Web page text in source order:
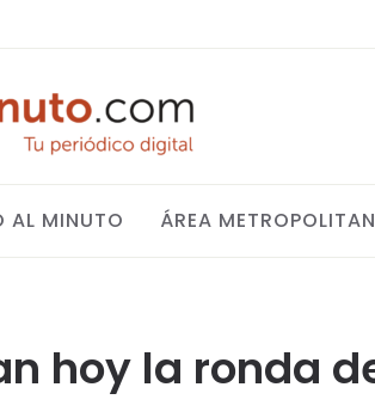
AL MINUTO ÁREA
hoy la ronda